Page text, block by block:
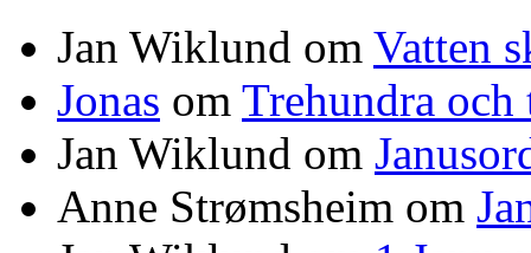
Jan Wiklund om Vatten
Jonas om Trehundra
Jan Wiklund om
Anne Strømsheim om